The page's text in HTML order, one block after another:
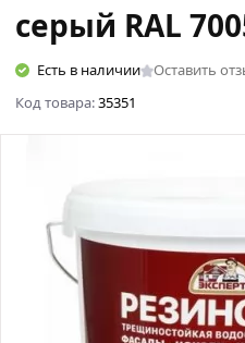
серый RAL
Есть в наличии
Оставить
Код товара:35351